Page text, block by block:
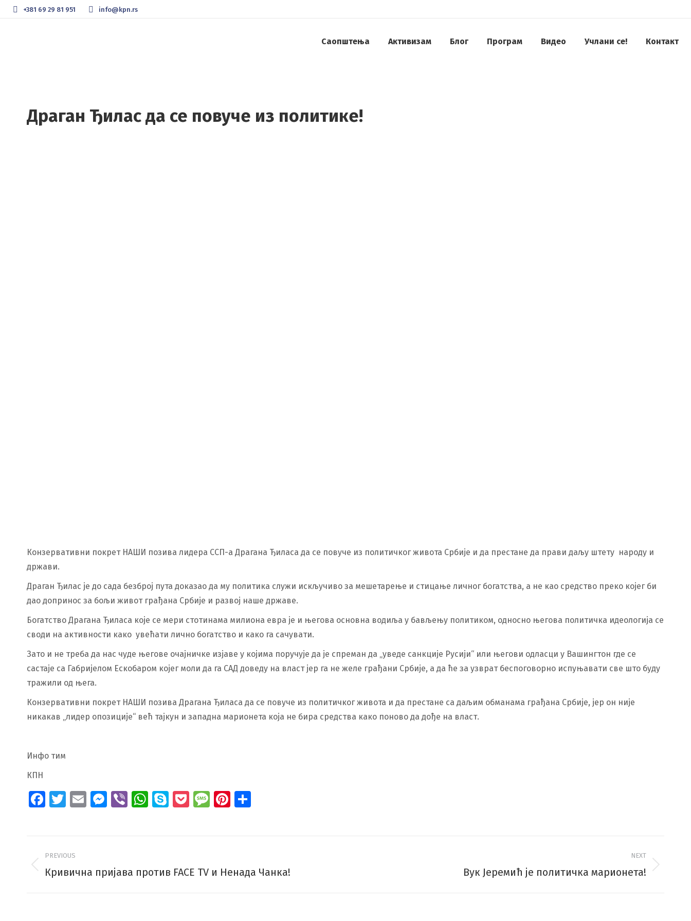
+381 69 29 81 951 info@kpn.rs
Саопштења Активизам Блог Програм Видео Учлани се! Контакт
Драган Ђилас да се повуче из политике!
Конзервативни покрет НАШИ позива лидера ССП-а Драгана Ђиласа да се повуче из политичког живота Србије и да престане да прави даљу штету народу и
држави.
Драган Ђилас је до сада безброј пута доказао да му политика служи искључиво за мешетарење и стицање личног богатства, а не као средство преко којег би
дао допринос за бољи живот грађана Србије и развој наше државе.
Богатство Драгана Ђиласа које се мери стотинама милиона евра је и његова основна водиља у бављењу политиком, односно његова политичка идеологија се
своди на активности како увећати лично богатство и како га сачувати.
Зато и не треба да нас чуде његове очајничке изјаве у којима поручује да је спреман да „уведе санкције Русији“ или његови одласци у Вашингтон где се
састаје са Габријелом Ескобаром којег моли да га САД доведу на власт јер га не желе грађани Србије, а да ће за узврат беспоговорно испуњавати све што буду
тражили од њега.
Конзервативни покрет НАШИ позива Драгана Ђиласа да се повуче из политичког живота и да престане са даљим обманама грађана Србије, јер он није
никакав „лидер опозиције“ већ тајкун и западна марионета која не бира средства како поново да дође на власт.
Инфо тим
КПН
Facebook
Twitter
EmailMessenger
ViberWhatsApp
SkypePocket
Message
Pinterest
navigation
PREVIOUS
Previous
Кривична пријава против FACE TV и Ненада Чанка!
NEXT
Вук Јеремић је политичка марионета!